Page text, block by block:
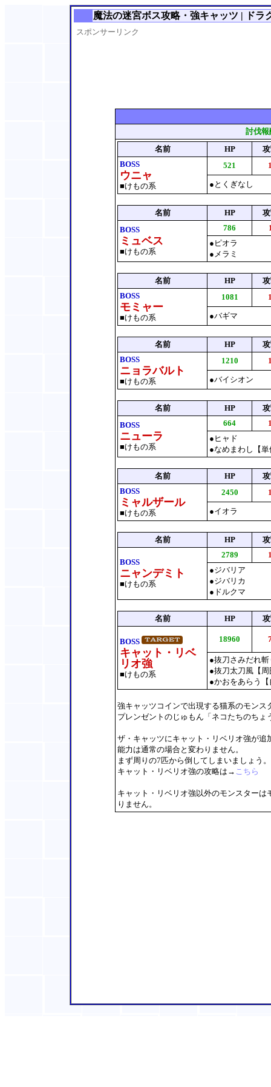
魔法の迷宮ボス攻略・強キャッツ | ドラ
スポンサーリンク
討伐報
名前
HP
BOSS
ウニャ
■けもの系
521
●とくぎなし
名前 HP
BOSS
ミュベス
■けもの系
786
●ピオラ
●メラミ
名前 HP
BOSS
モミャー
■けもの系
1081
●バギマ
名前 HP
BOSS
ニョラバルト
■けもの系
1210
●バイシオン
名前 HP
BOSS
ニューラ
■けもの系
664
●ヒャド
●なめまわし【
名前 HP
BOSS
ミャルザール
■けもの系
2450
●イオラ
名前 HP
BOSS
ニャンデミト
■けもの系
2789
●ジバリア
●ジバリカ
●ドルクマ
名前 HP
BOSS
キャット・リベ
リオ強
■けもの系
18960
●抜刀さみだれ
●抜刀太刀風【
●かおをあらう
強キャッツコインで出現する猫系のモンス
プレンゼントのじゅもん「ネコたちのち
ザ・キャッツにキャット・リベリオ強が追
能力は通常の場合と変わりません。
まず周りの7匹から倒してしまいましょう。
キャット・リベリオ強の攻略は→ こちら
キャット・リベリオ強以外のモンスター
りません。